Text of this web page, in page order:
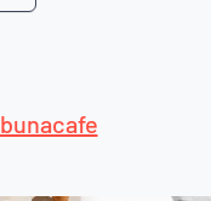
bunacafe